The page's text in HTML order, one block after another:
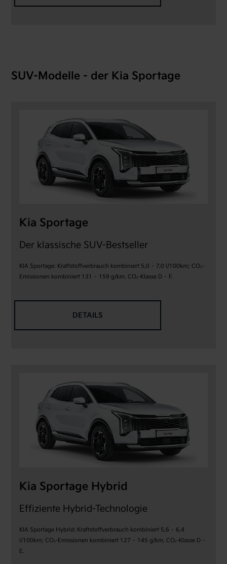
SUV-Modelle - der Kia Sportage
Kia Sportage
Der klassische SUV-Bestseller
KIA Sportage: Kraftstoffverbrauch kombiniert 5,0 – 7,0 l/100km; CO₂-
Emissionen kombiniert 131 – 159 g/km. CO₂-Klasse D – F.
DETAILS
Kia Sportage Hybrid
Effiziente Hybrid-Technologie
KIA Sportage Hybrid: Kraftstoffverbrauch kombiniert 5,6 – 6,4
l/100km; CO₂-Emissionen kombiniert 127 – 145 g/km. CO₂-Klasse D –
E.